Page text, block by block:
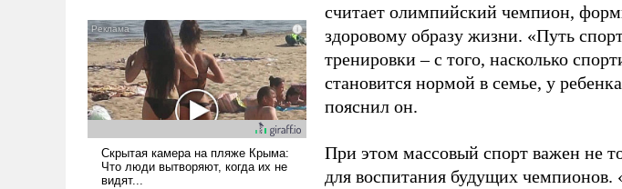
ударами судьбы, брать на себя
ответственность, помогать
слабым, идти вперед и
адаптироваться.
считает олимпийский чемпион,
здоровому образу жизни. «Путь
тренировки – с того, насколько
становится нормой в семье, у
пояснил он.
При этом массовый спорт важен не
для воспитания будущих